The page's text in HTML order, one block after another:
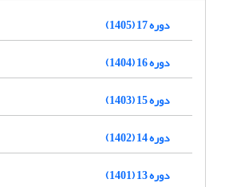
دوره 17 (1405)
دوره 16 (1404)
دوره 15 (1403)
دوره 14 (1402)
دوره 13 (1401)